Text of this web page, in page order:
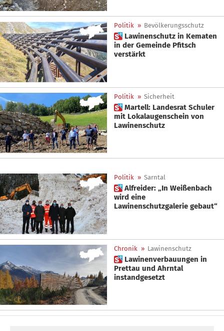
Politik » Bevölkerungsschutz
 Lawinenschutz in Kematen
in der Gemeinde Pfitsch
verstärkt
Politik » Sicherheit
 Martell: Landesrat Schuler
mit Lokalaugenschein von
Lawinenschutz
Politik » Sarntal
 Alfreider: „In Weißenbach
wird eine
Lawinenschutzgalerie gebaut“
Chronik » Lawinenschutz
 Lawinenverbauungen in
Prettau und Ahrntal
instandgesetzt